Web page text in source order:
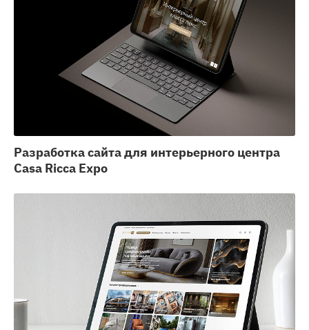
Разработка сайта для интерьерного центра
Саsа Riсса Ехро